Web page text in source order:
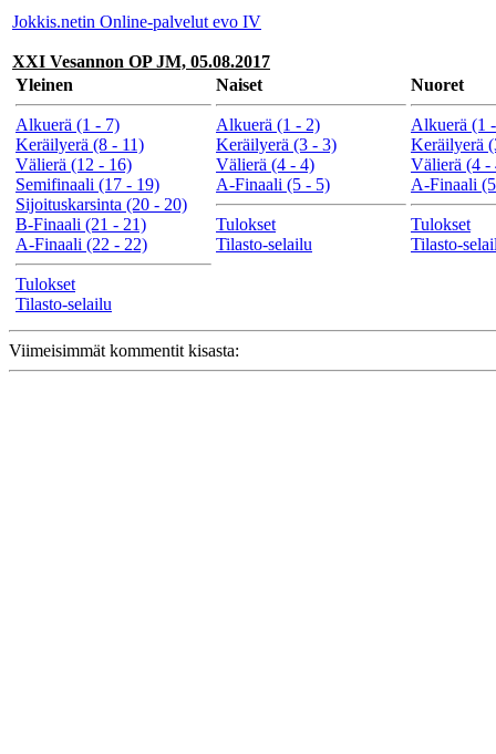
Jokkis.netin Online-palvelut evo IV
XXI Vesannon OP JM, 05.08.2017
Yleinen
Alkuerä (1 - 7)
Keräilyerä (8 - 11)
Välierä (12 - 16)
Semifinaali (17 - 19)
Sijoituskarsinta (20 - 20)
B-Finaali (21 - 21)
A-Finaali (22 - 22)
Tulokset
Tilasto-selailu
Naiset
Alkuerä (1 - 2)
Keräilyerä (3 - 3)
Välierä (4 - 4)
A-Finaali (5 - 5)
Tulokset
Tilasto-selailu
Nuoret
Alkuerä (1
Keräilyerä
Välierä (4 -
A-Finaali
Tulokset
Tilasto-
Viimeisimmät kommentit kisasta: